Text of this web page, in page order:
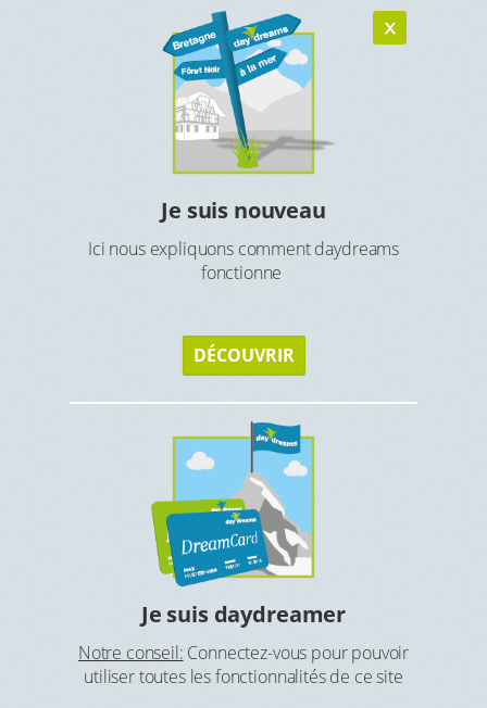
Je suis nouveau
Ici nous expliquons comment daydreams
fonctionne
DÉCOUVRIR
Je suis daydreamer
Notre conseil: Connectez-vous pour pouvoir
utiliser toutes les fonctionnalités de ce site